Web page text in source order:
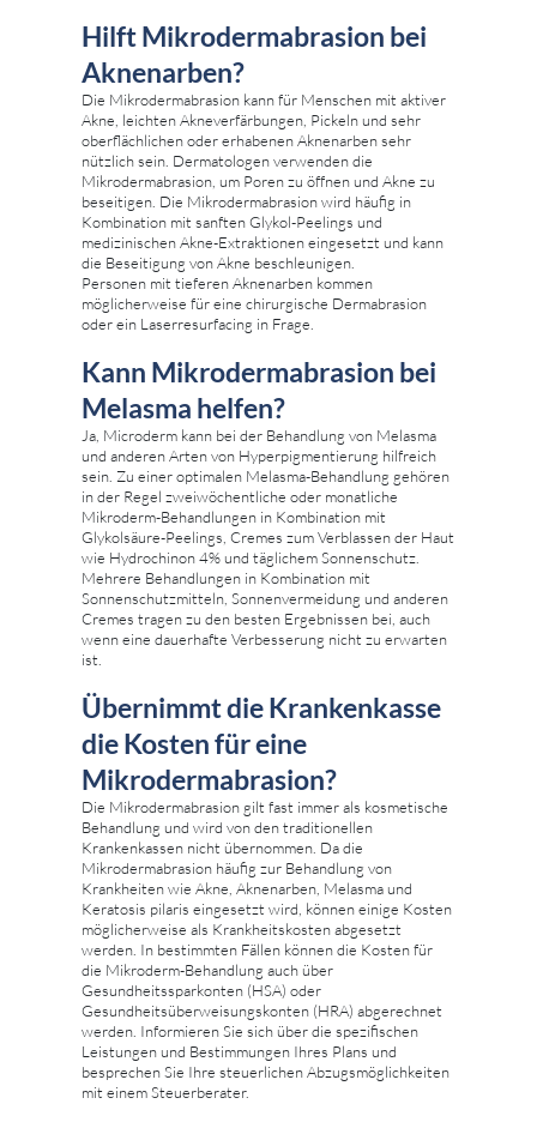
Hilft Mikrodermabrasion bei
Aknenarben?
Die Mikrodermabrasion kann für Menschen mit aktiver
Akne, leichten Akneverfärbungen, Pickeln und sehr
oberflächlichen oder erhabenen Aknenarben sehr
nützlich sein. Dermatologen verwenden die
Mikrodermabrasion, um Poren zu öffnen und Akne zu
beseitigen. Die Mikrodermabrasion wird häufig in
Kombination mit sanften Glykol-Peelings und
medizinischen Akne-Extraktionen eingesetzt und kann
die Beseitigung von Akne beschleunigen.
Personen mit tieferen Aknenarben kommen
möglicherweise für eine chirurgische Dermabrasion
oder ein Laserresurfacing in Frage.
Kann Mikrodermabrasion bei
Melasma helfen?
Ja, Microderm kann bei der Behandlung von Melasma
und anderen Arten von Hyperpigmentierung hilfreich
sein. Zu einer optimalen Melasma-Behandlung gehören
in der Regel zweiwöchentliche oder monatliche
Mikroderm-Behandlungen in Kombination mit
Glykolsäure-Peelings, Cremes zum Verblassen der Haut
wie Hydrochinon 4% und täglichem Sonnenschutz.
Mehrere Behandlungen in Kombination mit
Sonnenschutzmitteln, Sonnenvermeidung und anderen
Cremes tragen zu den besten Ergebnissen bei, auch
wenn eine dauerhafte Verbesserung nicht zu erwarten
ist.
Übernimmt die Krankenkasse
die Kosten für eine
Mikrodermabrasion?
Die Mikrodermabrasion gilt fast immer als kosmetische
Behandlung und wird von den traditionellen
Krankenkassen nicht übernommen. Da die
Mikrodermabrasion häufig zur Behandlung von
Krankheiten wie Akne, Aknenarben, Melasma und
Keratosis pilaris eingesetzt wird, können einige Kosten
möglicherweise als Krankheitskosten abgesetzt
werden. In bestimmten Fällen können die Kosten für
die Mikroderm-Behandlung auch über
Gesundheitssparkonten (HSA) oder
Gesundheitsüberweisungskonten (HRA) abgerechnet
werden. Informieren Sie sich über die spezifischen
Leistungen und Bestimmungen Ihres Plans und
besprechen Sie Ihre steuerlichen Abzugsmöglichkeiten
mit einem Steuerberater.